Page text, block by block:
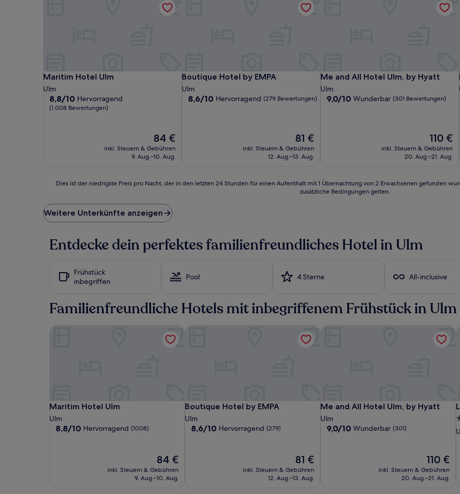
Maritim Hotel Ulm
Maritim Hotel Ulm
Ulm
8.8
von
8,8/10 Hervorragend
(1.008 Bewertungen)
Der
Preis
beträgt
84 €
inkl. Steuern & Gebühren
9. Aug.–10. Aug.
Boutique Hotel by EMPA
Boutique Hotel by EMPA
Ulm
8.6
8,6/10 Hervorragend (279 Bewertungen)
Der
Preis
beträgt
81 €
inkl. Steuern & Gebühren
12. Aug.–13. Aug.
Me and All Hotel Ulm, by Hyatt
Me and All Hotel Ulm, by Hyatt
Ulm
9.0
9,0/10 Wunderbar (301 Bewertungen)
Der
Preis
beträgt
110 €
inkl. Steuern & Gebühren
20. Aug.–21. Aug.
der
niedrigste
Preis
Nacht,
der
letzten
24 Stunden
einen
Aufenthalt
können
sich
ändern.
Dies ist der niedrigste Preis pro Nacht, der in den letzten 24 Stunden für einen Aufenthalt mit 1 Übernachtung von 2 Erwachsenen gefunden
zusätzliche Bedingungen gelten.
Weitere Unterkünfte anzeigen
Entdecke dein perfektes familienfreundliches Hotel in Ulm
Frühstück
inbegriffen
Pool 4 Sterne All-inclusive
Familienfreundliche Hotels mit inbegriffenem Frühstück in Ulm
Maritim
Hotel
Ulm
Maritim
Hotel
Ulm
Maritim
Hotel
Ulm
Maritim Hotel Ulm
Maritim Hotel Ulm
Ulm
8.8
8,8/10 Hervorragend (1008)
Der
Preis
beträgt
84 €
inkl. Steuern & Gebühren
9. Aug.–10. Aug.
Boutique
Hotel
by
Boutique
Hotel
by
Boutique Hotel by EMPA
Boutique Hotel by EMPA
Ulm
8.6
8,6/10 Hervorragend (279)
Der
Preis
beträgt
81 €
inkl. Steuern & Gebühren
12. Aug.–13. Aug.
Me
and
All
Me and All Hotel Ulm, by Hyatt
Me and All Hotel Ulm, by Hyatt
Ulm
9.0
9,0/10 Wunderbar (301)
Der
Preis
beträgt
110 €
inkl. Steuern & Gebühren
20. Aug.–21. Aug.
&